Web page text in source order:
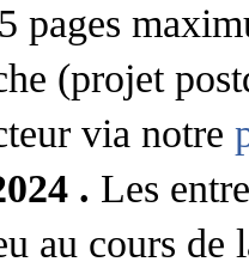
pages
(projet
via notre
. Les
au cours de